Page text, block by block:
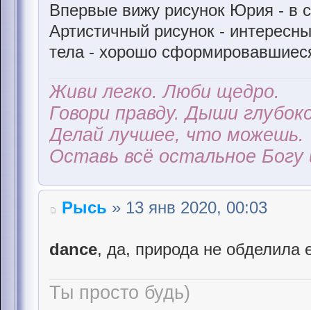
Впервые вижу рисунок Юрия - в
Артистичный рисунок -
тела - хорошо
Живи легко. Люби щедро.
Говори правду. Дыши
Делай лучшее, что можешь.
Оставь всё остальное Богу
Рысь » 13 янв 2020, 00:03
dance, да, природа не обделила
Ты просто будь)